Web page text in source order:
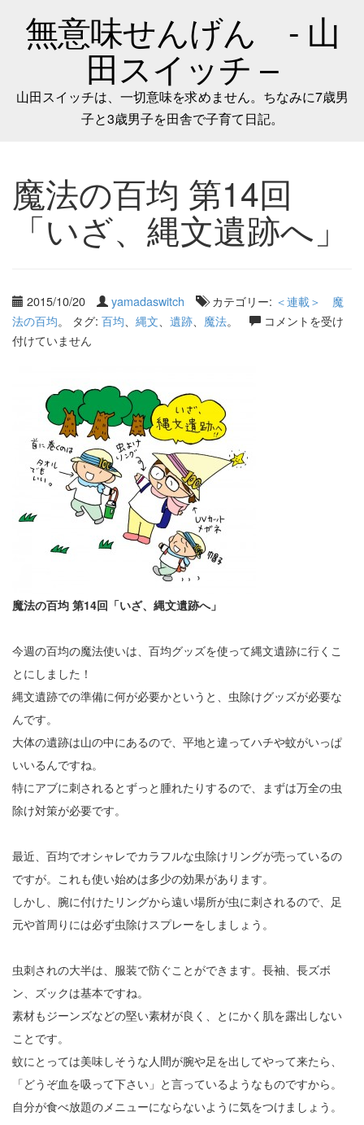
無意味せんげん - 山
田スイッチ –
山田スイッチは、一切意味を求めません。ちなみに7歳男
子と3歳男子を田舎で子育て日記。
魔法の百均 第14回
「いざ、縄文遺跡へ」
2015/10/20 yamadaswitch カテゴリー: ＜連載＞ 魔
法の百均。 タグ: 百均 縄文 遺跡 魔法。
コメントを受け
付けていません
魔法の百均 第14回「いざ、縄文遺跡へ」
今週の百均の魔法使いは、百均グッズを使って縄文遺跡に行くこ
とにしました！
縄文遺跡での準備に何が必要かというと、虫除けグッズが必要な
んです。
大体の遺跡は山の中にあるので、平地と違ってハチや蚊がいっぱ
いいるんですね。
特にアブに刺されるとずっと腫れたりするので、まずは万全の虫
除け対策が必要です。
最近、百均でオシャレでカラフルな虫除けリングが売っているの
ですが。これも使い始めは多少の効果があります。
しかし、腕に付けたリングから遠い場所が虫に刺されるので、足
元や首周りには必ず虫除けスプレーをしましょう。
虫刺されの大半は、服装で防ぐことができます。長袖、長ズボ
ン、ズックは基本ですね。
素材もジーンズなどの堅い素材が良く、とにかく肌を露出しない
ことです。
蚊にとっては美味しそうな人間が腕や足を出してやって来たら、
「どうぞ血を吸って下さい」と言っているようなものですから。
自分が食べ放題のメニューにならないように気をつけましょう。